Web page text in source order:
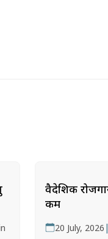
वैदेशिक
कम
20 July, 2026 |